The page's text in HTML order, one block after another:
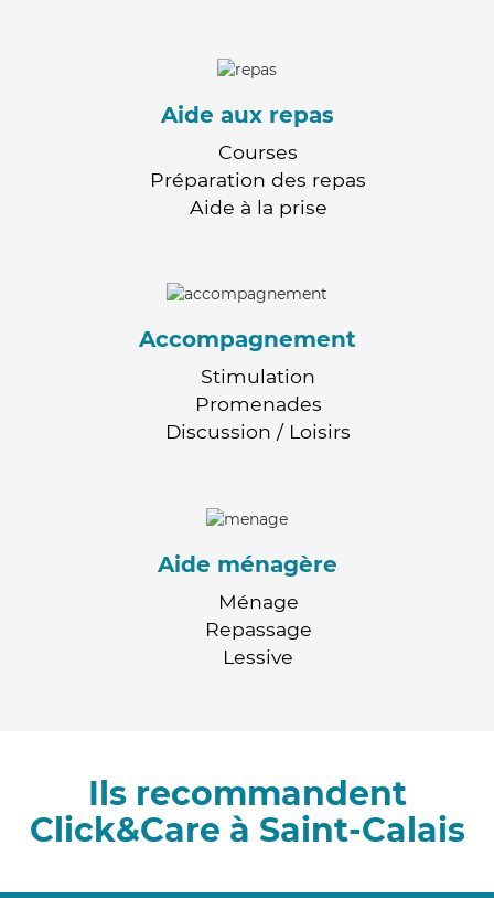
Aide aux repas
Courses
Préparation des repas
Aide à la prise
Accompagnement
Stimulation
Promenades
Discussion / Loisirs
Aide ménagère
Ménage
Repassage
Lessive
Ils recommandent
Click&Care à Saint-Calais